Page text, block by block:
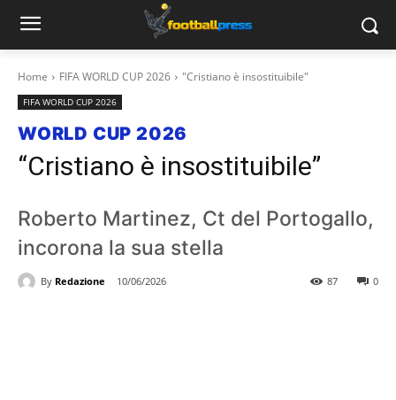
Home FIFA WORLD CUP 2026 "Cristiano è insostituibile"
FIFA WORLD CUP 2026
WORLD CUP 2026
“Cristiano è insostituibile”
Roberto Martinez, Ct del Portogallo,
incorona la sua stella
By Redazione 10/06/2026 0
87